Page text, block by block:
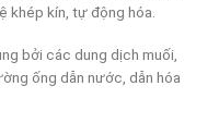
khép kín, tự động hóa.
bởi các dung dịch muối,
ống dẫn nước, dẫn hóa